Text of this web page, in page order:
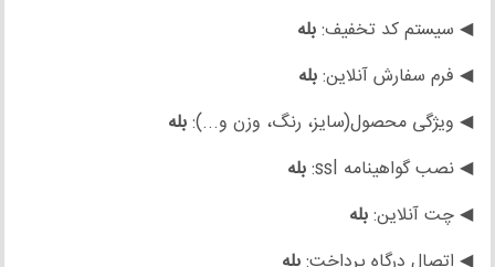
◀ سیستم کد تخفیف:بله
◀ فرم سفارش آنلاین:بله
◀ ویژگی محصول(سایز، رنگ، وزن و...):بله
◀ نصب گواهینامه ssl:
بله
◀ چت آنلاین:بله